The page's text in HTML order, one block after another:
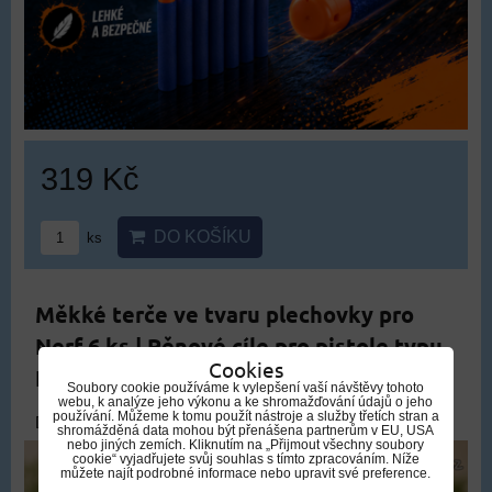
319 Kč
ks DO KOŠÍKU
Měkké terče ve tvaru plechovky pro
Nerf 6 ks | Pěnové cíle pro pistole typu
Nerf
DOPRAVA ZDARMA
Cookies
Soubory cookie používáme k vylepšení vaší návštěvy tohoto
webu, k analýze jeho výkonu a ke shromažďování údajů o jeho
používání. Můžeme k tomu použít nástroje a služby třetích stran a
shromážděná data mohou být přenášena partnerům v EU, USA
nebo jiných zemích. Kliknutím na „Přijmout všechny soubory
cookie“ vyjadřujete svůj souhlas s tímto zpracováním. Níže
můžete najít podrobné informace nebo upravit své preference.